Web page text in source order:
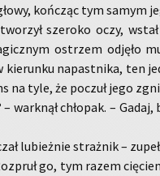
koń­cząc tym samym
sze­ro­ko oczy,
ostrzem od­ję­ło
kie­run­ku na­past­ni­ka, ten
na tyle, że po­czuł jego
wark­nął chło­pak. –
lu­bież­nie straż­nik –
go, tym razem